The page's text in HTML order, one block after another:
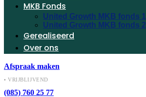
MKB Fonds
United Growth MKB fonds 1
United Growth MKB fonds 2
Gerealiseerd
Over ons
Afspraak maken
• VRIJBLIJVEND
(085) 760 25 77